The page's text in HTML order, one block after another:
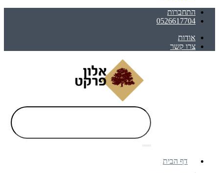
התחברות
0526617704
אודות
צרו קשר
דף הבית